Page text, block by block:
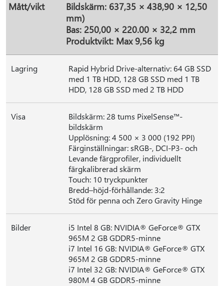
Mått/vikt
Bildskärm: 637,35 × 438,90 × 12,50
mm)
Bas: 250,00 × 220.00 × 32,2 mm
Produktvikt: Max 9,56 kg
Lagring
Rapid Hybrid Drive-alternativ: 64 GB SSD
med 1 TB HDD, 128 GB SSD med 1 TB
HDD, 128 GB SSD med 2 TB HDD
Visa
Bildskärm: 28 tums PixelSense™-
bildskärm
Upplösning: 4 500 × 3 000 (192 PPI)
Färginställningar: sRGB-, DCI-P3- och
Levande färgprofiler, individuellt
färgkalibrerad skärm
Touch: 10 tryckpunkter
Bredd–höjd-förhållande: 3:2
Stöd för penna och Zero Gravity Hinge
Bilder
i5 Intel 8 GB: NVIDIA® GeForce® GTX
965M 2 GB GDDR5-minne
i7 Intel 16 GB: NVIDIA® GeForce® GTX
965M 2 GB GDDR5-minne
i7 Intel 32 GB: NVIDIA® GeForce® GTX
980M 4 GB GDDR5-minne